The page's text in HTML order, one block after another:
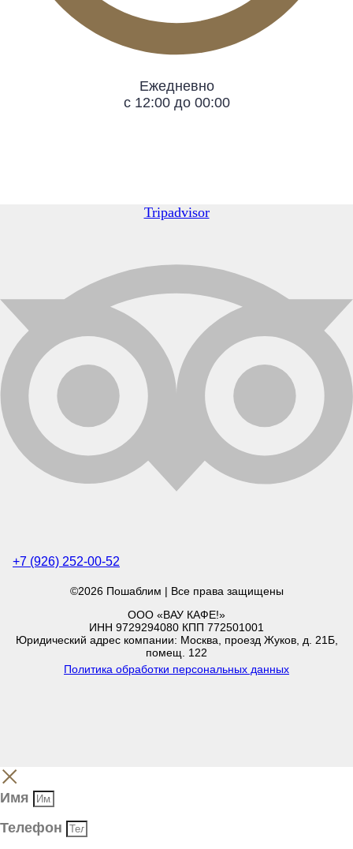
Ежедневно
с 12:00 до 00:00
Tripadvisor
+7 (926) 252-00-52
©2026 Пошаблим | Все права защищены
ООО «ВАУ КАФЕ!»
ИНН 9729294080 КПП 772501001
Юридический адрес компании: Москва, проезд Жуков, д. 21Б,
помещ. 122
Политика обработки персональных данных
Имя
Телефон